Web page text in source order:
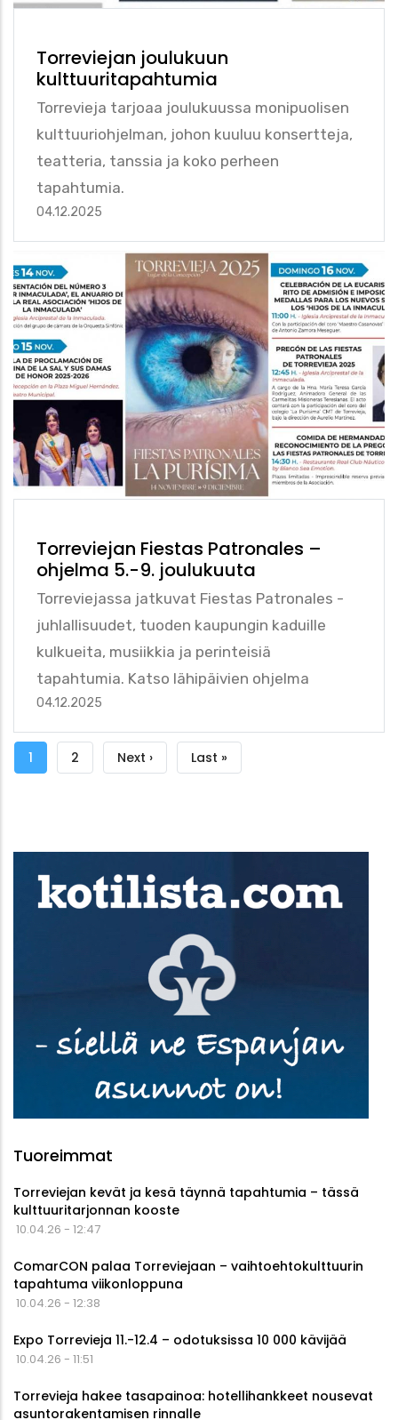
Torreviejan joulukuun
kulttuuritapahtumia
Torrevieja tarjoaa joulukuussa monipuolisen
kulttuuriohjelman, johon kuuluu konsertteja,
teatteria, tanssia ja koko perheen
tapahtumia.
04.12.2025
Torreviejan Fiestas Patronales –
ohjelma 5.-9. joulukuuta
Torreviejassa jatkuvat Fiestas Patronales -
juhlallisuudet, tuoden kaupungin kaduille
kulkueita, musiikkia ja perinteisiä
tapahtumia. Katso lähipäivien ohjelma
04.12.2025
Sivutus
Tämänhetkinen
1 Sivu
2
Seuraava
Next ›
Viimeinen
Last »
Tuoreimmat
Torreviejan kevät ja kesä täynnä tapahtumia – tässä
kulttuuritarjonnan kooste
10.04.26 - 12:47
ComarCON palaa Torreviejaan – vaihtoehtokulttuurin
tapahtuma viikonloppuna
10.04.26 - 12:38
Expo Torrevieja 11.-12.4 – odotuksissa 10 000 kävijää
10.04.26 - 11:51
Torrevieja hakee tasapainoa: hotellihankkeet nousevat
asuntorakentamisen rinnalle